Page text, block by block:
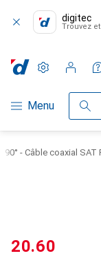
digitec
Trouvez
Navigation par
Menu
Paramètres
Compte client
Listes de
Listes
Panier
- Câble coaxial
CHF
20.60